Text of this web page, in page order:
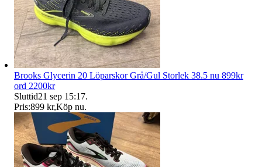
Brooks Glycerin 20 Löparskor Grå/Gul Storlek 38.5 nu 899kr
ord 2200kr
Sluttid21 sep 15:17.
Pris:899 kr,Köp nu.